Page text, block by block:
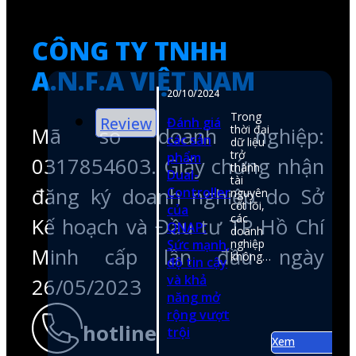
đăng ký doanh nghiệp do Sở
Kế hoạch và Đầu tư TP Hồ Chí
Minh cấp lần đầu ngày
26/05/2023
hotline
0974050107
email
shop@anfatech.com.vn